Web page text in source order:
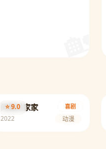
⭐ 9.0 喜剧
间谍过家家
2022 动漫